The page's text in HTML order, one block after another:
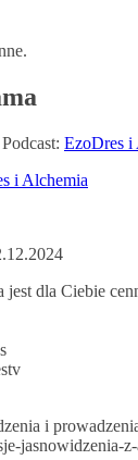
EzoDres i
i Alchemia
jest dla Ciebie
i
jasnowidzenia-